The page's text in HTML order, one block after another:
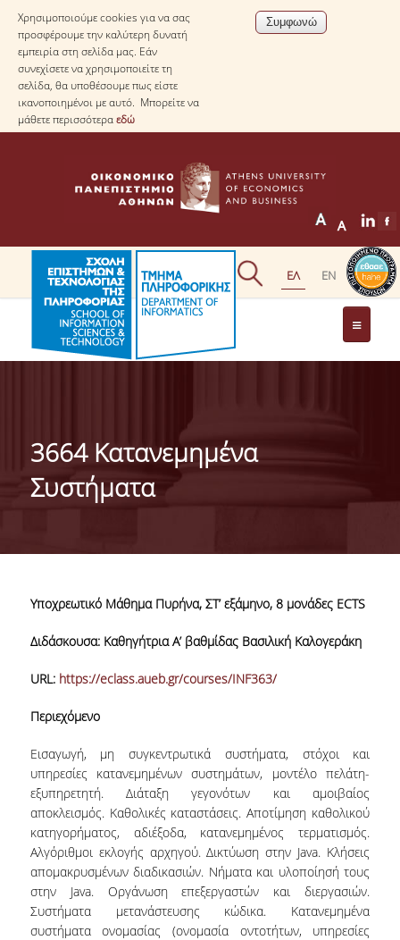
Χρησιμοποιούμε cookies για να σας
προσφέρουμε την καλύτερη δυνατή
εμπειρία στη σελίδα μας. Εάν
συνεχίσετε να χρησιμοποιείτε τη
σελίδα, θα υποθέσουμε πως είστε
ικανοποιημένοι με αυτό. Μπορείτε να
μάθετε περισσότεραεδώ
ΤΟ ΤΜΗΜΑ
ΑΠΟΣΤΟΛΗ ΤΟΥ ΤΜΗΜΑΤΟΣ
ΔΙΟΙΚΗΣΗ ΤΟΥ ΤΜΗΜΑΤΟΣ
ΟΡΓΑΝΩΣΗ
(Ε.ΔΙ.Π.)
ΕΙΔΙΚΟ ΤΕΧΝΙΚΟ ΚΑΙ ΕΡΓΑΣΤΗΡΙΑΚΟ
ΠΡΟΣΩΠΙΚΟ (Ε.Τ.Ε.Π.)
ΥΠΟΨΗΦΙΟΙ ΔΙΔΑΚΤΟΡΕΣ.
ΔΙΟΙΚΗΤΙΚΟ ΠΡΟΣΩΠΙΚΟ
ΜΗΤΡΩΑ
3664 Κατανεμημένα
Συστήματα
Υποχρεωτικό Μάθημα Πυρήνα, ΣΤ’ εξάμηνο, 8 μονάδες ECTS
Διδάσκουσα: Καθηγήτρια Α’ βαθμίδας Βασιλική Καλογεράκη
URL: https://eclass.aueb.gr/courses/INF363/
Περιεχόμενο
Εισαγωγή, μη συγκεντρωτικά συστήματα, στόχοι και
υπηρεσίες κατανεμημένων συστημάτων, μοντέλο πελάτη-
εξυπηρετητή. Διάταξη γεγονότων και αμοιβαίος
αποκλεισμός. Καθολικές καταστάσεις. Αποτίμηση καθολικού
κατηγορήματος, αδιέξοδα, κατανεμημένος τερματισμός.
Αλγόριθμοι εκλογής αρχηγού. Δικτύωση στην Java. Κλήσεις
απομακρυσμένων διαδικασιών. Νήματα και υλοποίησή τους
στην Java. Οργάνωση επεξεργαστών και διεργασιών.
Συστήματα μετανάστευσης κώδικα. Κατανεμημένα
συστήματα ονομασίας (ονομασία οντοτήτων, υπηρεσίες